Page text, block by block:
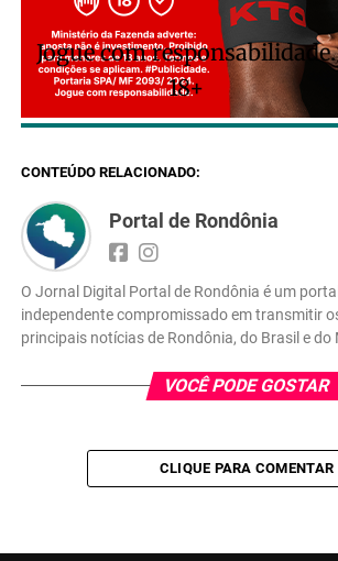
Jogue com responsabilidade.
18+
CONTEÚDO RELACIONADO:
Portal de Rondônia
O Jornal Digital Portal de Rondônia é um
independente compromissado em transmitir
principais notícias de Rondônia, do Brasil e do
VOCÊ PODE GOSTAR
CLIQUE PARA COMENTAR